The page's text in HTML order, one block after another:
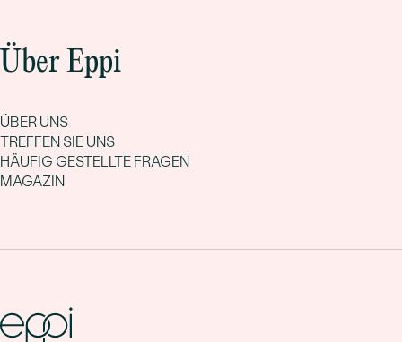
Über Eppi
ÜBER UNS
TREFFEN SIE UNS
HÄUFIG GESTELLTE FRAGEN
MAGAZIN